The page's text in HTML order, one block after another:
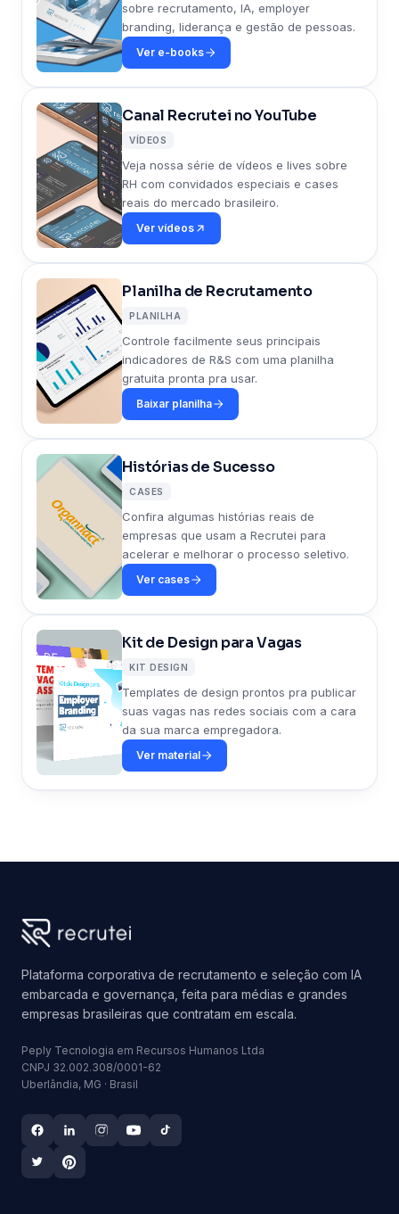
sobre recrutamento, IA, employer
branding, liderança e gestão de pessoas.
Ver e-books
Canal Recrutei no YouTube
VÍDEOS
Veja nossa série de vídeos e lives sobre
RH com convidados especiais e cases
reais do mercado brasileiro.
Ver vídeos
Planilha de Recrutamento
PLANILHA
Controle facilmente seus principais
indicadores de R&S com uma planilha
gratuita pronta pra usar.
Baixar planilha
Histórias de Sucesso
CASES
Confira algumas histórias reais de
empresas que usam a Recrutei para
acelerar e melhorar o processo seletivo.
Ver cases
Kit de Design para Vagas
KIT DESIGN
Templates de design prontos pra publicar
suas vagas nas redes sociais com a cara
da sua marca empregadora.
Ver material
Plataforma corporativa de recrutamento e seleção com IA
embarcada e governança, feita para médias e grandes
empresas brasileiras que contratam em escala.
Peply Tecnologia em Recursos Humanos Ltda
CNPJ 32.002.308/0001-62
Uberlândia, MG · Brasil